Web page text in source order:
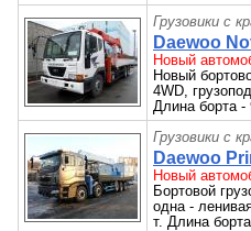
Грузовики с
Daewoo
Новый
Новый
4WD,
Длина борта
Грузовики с
Daewoo
Новый
Бортовой
одна -
т. Длина